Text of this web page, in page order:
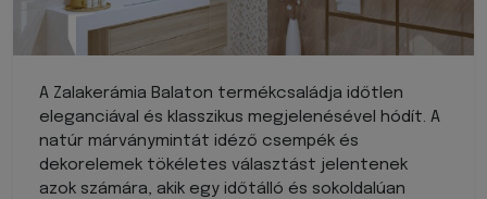
A Zalakerámia Balaton termékcsaládja időtlen
eleganciával és klasszikus megjelenésével hódít. A
natúr márványmintát idéző csempék és
dekorelemek tökéletes választást jelentenek
azok számára, akik egy időtálló és sokoldalúan